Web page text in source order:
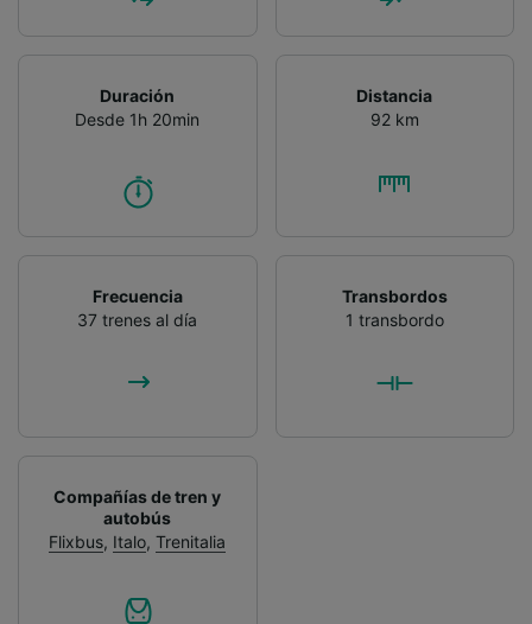
Duración
Desde 1h 20min
Distancia
92 km
Frecuencia
37 trenes al día
Transbordos
1 transbordo
Compañías de tren y
autobús
Flixbus, Italo,Trenitalia